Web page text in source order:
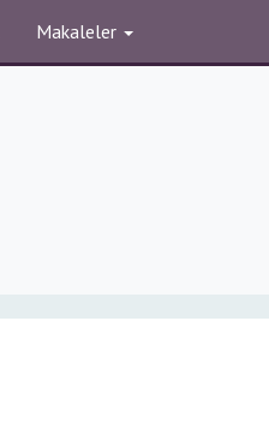
Makaleler